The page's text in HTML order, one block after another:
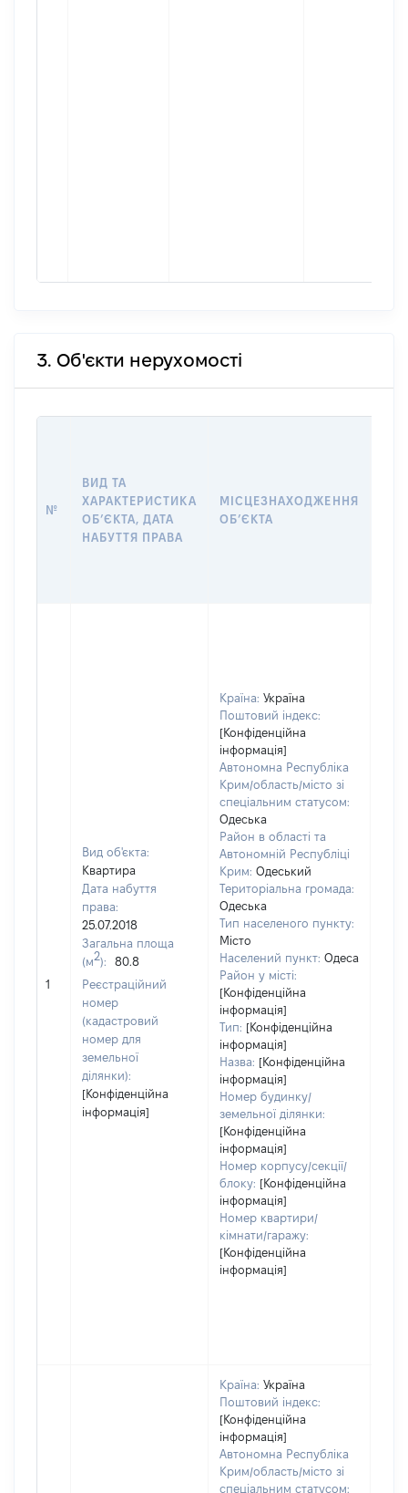
3. Об'єкти нерухомості
№
ВИД ТА
ХАРАКТЕРИСТИКА
ОБʼЄКТА, ДАТА
НАБУТТЯ ПРАВА
МІСЦЕЗНАХОДЖЕННЯ
ОБʼЄКТА
1
Вид об'єкта:
Квартира
Дата набуття
права:
25.07.2018
Загальна площа
(м2):
80.8
Реєстраційний
номер
(кадастровий
номер для
земельної
ділянки):
[Конфіденційна
інформація]
Країна: Україна
Поштовий індекс:
[Конфіденційна
інформація]
Автономна Республіка
Крим/область/місто зі
спеціальним статусом:
Одеська
Район в області та
Автономній Республіці
Крим: Одеський
Територіальна громада:
Одеська
Тип населеного пункту:
Місто
Населений пункт: Одеса
Район у місті:
[Конфіденційна
інформація]
Тип: [Конфіденційна
інформація]
Назва: [Конфіденційна
інформація]
Номер будинку/
земельної ділянки:
[Конфіденційна
інформація]
Номер корпусу/секції/
блоку: [Конфіденційна
інформація]
Номер квартири/
кімнати/гаражу:
[Конфіденційна
інформація]
Країна: Україна
Поштовий індекс:
[Конфіденційна
інформація]
Автономна Республіка
Крим/область/місто зі
спеціальним статусом: